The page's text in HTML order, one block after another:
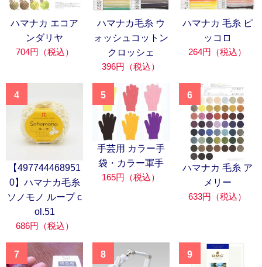
ハマナカ エコア
ンダリヤ
704円（税込）
ハマナカ毛糸 ウ
ォッシュコットン
クロッシェ
396円（税込）
ハマナカ 毛糸 ピ
ッコロ
264円（税込）
4
【497744468951
0】ハマナカ毛糸
ソノモノ ループ c
ol.51
686円（税込）
5
手芸用 カラー手
袋・カラー軍手
165円（税込）
6
ハマナカ 毛糸 ア
メリー
633円（税込）
7 8 9